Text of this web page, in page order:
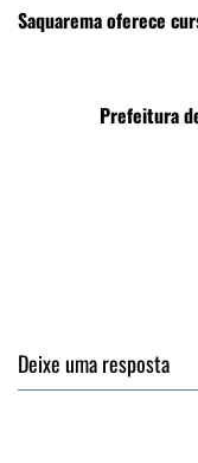
Saquarema oferece
Prefeitura
Deixe uma resposta